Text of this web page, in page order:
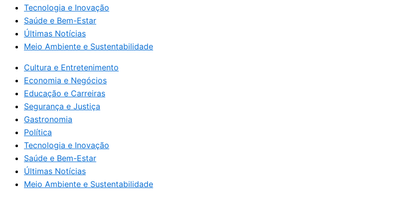
Tecnologia e Inovação
Saúde e Bem-Estar
Últimas Notícias
Meio Ambiente e Sustentabilidade
Cultura e Entretenimento
Economia e Negócios
Educação e Carreiras
Segurança e Justiça
Gastronomia
Política
Tecnologia e Inovação
Saúde e Bem-Estar
Últimas Notícias
Meio Ambiente e Sustentabilidade